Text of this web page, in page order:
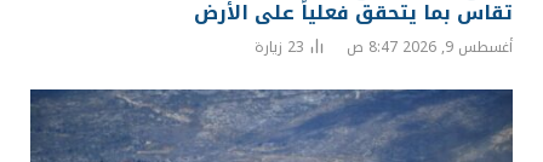
تقاس بما يتحقق فعلياً على الأرض
أغسطس 9, 2026 8:47 ص 23 زيارة